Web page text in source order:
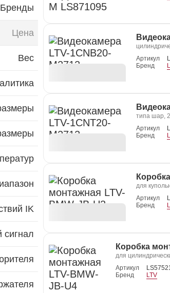
Бренды
Найти
Цена
от
Вес
Найти
Найти
IK
сигнал
Артикул
Бренд
типа шар,
Артикул
Бренд
для
Артикул
Бренд
Коробка
для
Артикул
Бренд
LTV